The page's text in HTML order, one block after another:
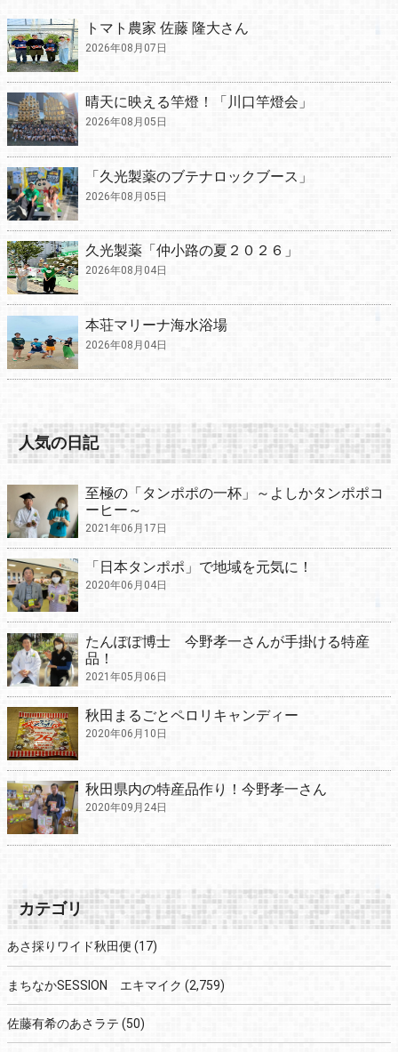
トマト農家 佐藤 隆大さん
2026年08月07日
晴天に映える竿燈！「川口竿燈会」
2026年08月05日
「久光製薬のブテナロックブース」
2026年08月05日
久光製薬「仲小路の夏２０２６」
2026年08月04日
本荘マリーナ海水浴場
2026年08月04日
人気の日記
至極の「タンポポの一杯」～よしかタンポポコ
ーヒー～
2021年06月17日
「日本タンポポ」で地域を元気に！
2020年06月04日
たんぽぽ博士 今野孝一さんが手掛ける特産
品！
2021年05月06日
秋田まるごとペロリキャンディー
2020年06月10日
秋田県内の特産品作り！今野孝一さん
2020年09月24日
カテゴリ
あさ採りワイド秋田便 (17)
まちなかSESSION エキマイク (2,759)
佐藤有希のあさラテ (50)